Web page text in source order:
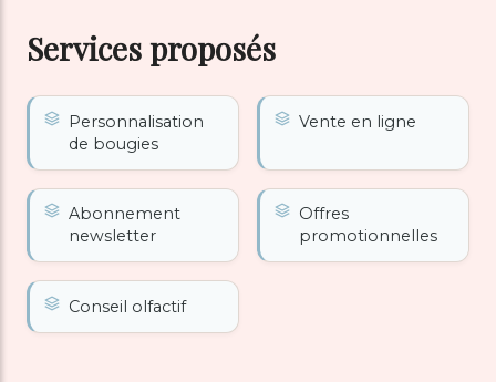
Services proposés
Personnalisation
de bougies
Vente en ligne
Abonnement
newsletter
Offres
promotionnelles
Conseil olfactif